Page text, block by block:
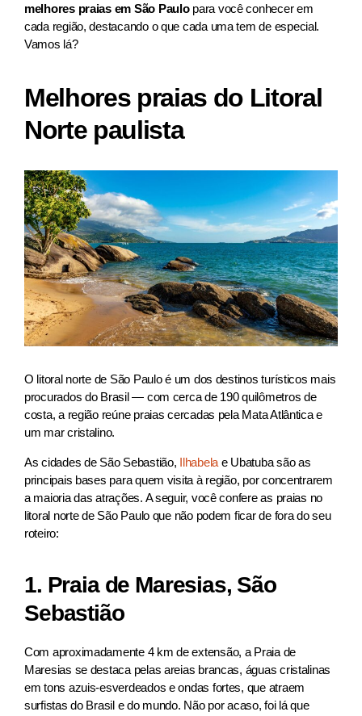
melhores praias em São Paulopara você conhecer em
cada região, destacando o que cada uma tem de especial.
Vamos lá?
Melhores praias do Litoral
Norte paulista
O litoral norte de São Paulo é um dos destinos turísticos mais
procurados do Brasil — com cerca de 190 quilômetros de
costa, a região reúne praias cercadas pela Mata Atlântica e
um mar cristalino.
As cidades de São Sebastião, Ilhabela e Ubatuba são as
principais bases para quem visita à região, por concentrarem
a maioria das atrações. A seguir, você confere as praias no
litoral norte de São Paulo que não podem ficar de fora do seu
roteiro:
1. Praia de Maresias, São
Sebastião
Com aproximadamente 4 km de extensão, a Praia de
Maresias se destaca pelas areias brancas, águas cristalinas
em tons azuis-esverdeados e ondas fortes, que atraem
surfistas do Brasil e do mundo. Não por acaso, foi lá que